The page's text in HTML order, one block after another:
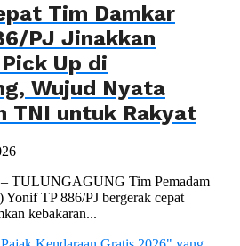
Tim Damkar
PJ Jinakkan
Up di
Wujud Nyata
TNI untuk Rakyat
TULUNGAGUNG Tim Pemadam
TP 886/PJ bergerak cepat
kebakaran...